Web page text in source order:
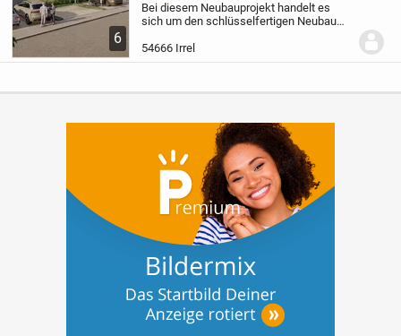
6
Bei diesem Neubauprojekt handelt es
sich um den schlüsselfertigen Neubau
insgesamt 10 Wohnungen in einer ruhigen
Lage in Irrel.Auf einem ca. 930 qm großen
54666 Irrel